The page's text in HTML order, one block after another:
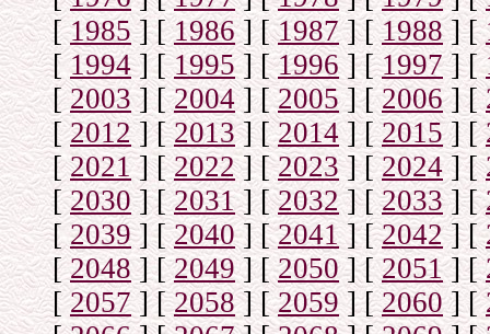
[1985] [1986] [1987] [1988] [
[1994] [1995] [1996] [1997] [
[2003] [2004] [2005] [2006] [
[2012] [2013] [2014] [2015] [
[2021] [2022] [2023] [2024] [
[2030] [2031] [2032] [2033] [
[ 2039] [2040] [2041] [2042] [
[2048] [2049] [2050] [2051] [
[2057] [2058] [2059 ] [2060] [